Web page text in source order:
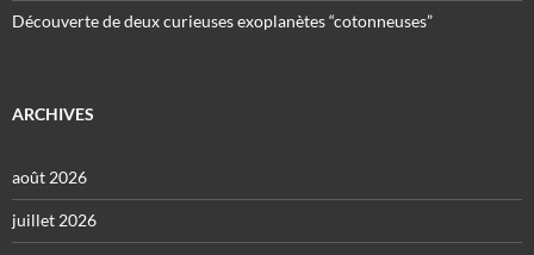
Découverte de deux curieuses exoplanètes “cotonneuses”
ARCHIVES
août 2026
juillet 2026